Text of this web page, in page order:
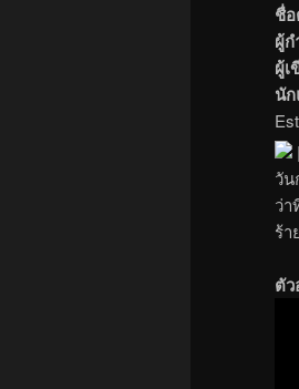
ชื่
ผู้
ผู้
นั
|
วั
ว่า
ร้
ตั